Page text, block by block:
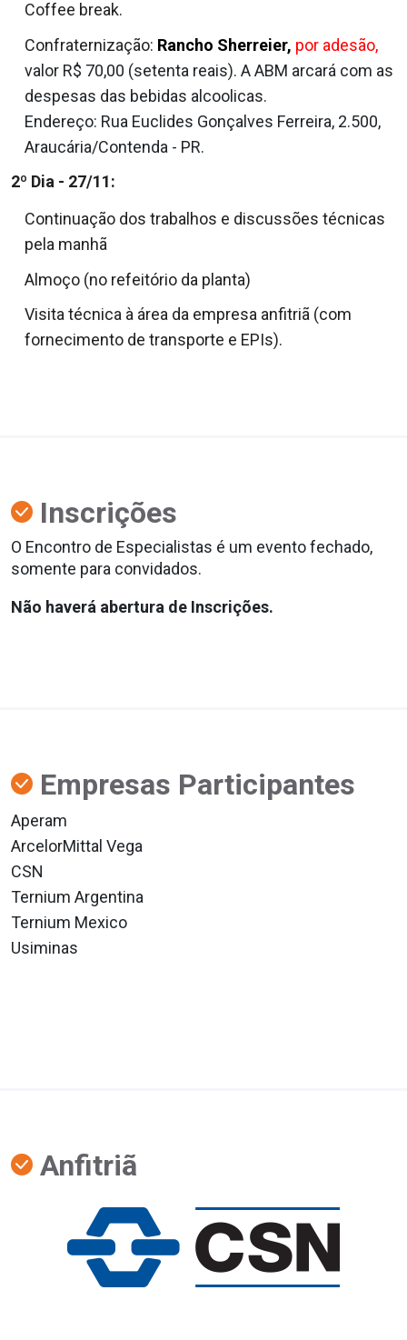
Coffee break.
Confraternização: Rancho Sherreier, por adesão,
valor R$ 70,00 (setenta reais). A ABM arcará com as
despesas das bebidas alcoolicas.
Endereço: Rua Euclides Gonçalves Ferreira, 2.500,
Araucária/Contenda - PR.
2º Dia - 27/11:
Continuação dos trabalhos e discussões técnicas
pela manhã
Almoço (no refeitório da planta)
Visita técnica à área da empresa anfitriã (com
fornecimento de transporte e EPIs).
Inscrições
O Encontro de Especialistas é um evento fechado,
somente para convidados.
Não haverá abertura de Inscrições.
Empresas Participantes
Aperam
ArcelorMittal Vega
CSN
Ternium Argentina
Ternium Mexico
Usiminas
Anfitriã